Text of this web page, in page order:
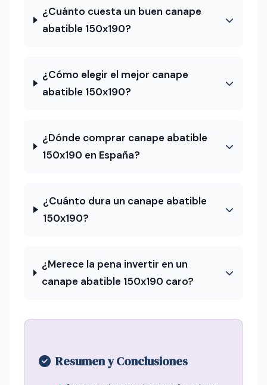
¿Cuánto cuesta un buen canape
abatible 150x190?
¿Cómo elegir el mejor canape
abatible 150x190?
¿Dónde comprar canape abatible
150x190 en España?
¿Cuánto dura un canape abatible
150x190?
¿Merece la pena invertir en un
canape abatible 150x190 caro?
Resumen y Conclusiones